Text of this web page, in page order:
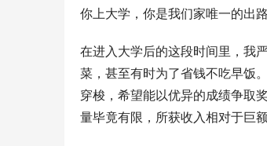
你上大学，你是我们家唯一的出
在进入大学后的这段时间里，我
菜，甚至有时为了省钱不吃早饭
穿梭，希望能以优异的成绩争取
量毕竟有限，所获收入相对于巨